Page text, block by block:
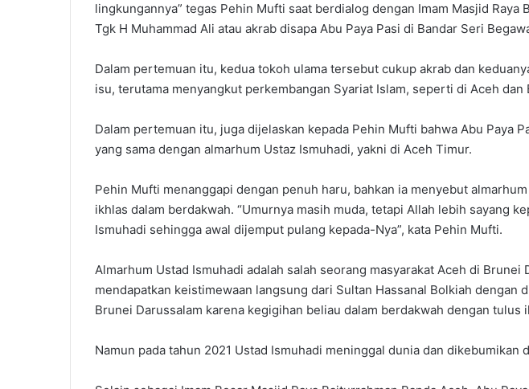
lingkungannya” tegas Pehin Mufti saat berdialog dengan Imam Masjid Raya
Tgk H Muhammad Ali atau akrab disapa Abu Paya Pasi di Bandar Seri
Dalam pertemuan itu, kedua tokoh ulama tersebut cukup akrab dan
isu, terutama menyangkut perkembangan Syariat Islam, seperti di Aceh dan
Dalam pertemuan itu, juga dijelaskan kepada Pehin Mufti bahwa Abu Paya
yang sama dengan almarhum Ustaz Ismuhadi, yakni di Aceh Timur.
Pehin Mufti menanggapi dengan penuh haru, bahkan ia menyebut
ikhlas dalam berdakwah. “Umurnya masih muda, tetapi Allah lebih sayang
Ismuhadi sehingga awal dijemput pulang kepada-Nya”, kata Pehin Mufti.
Almarhum Ustad Ismuhadi adalah salah seorang masyarakat Aceh di Brunei
mendapatkan keistimewaan langsung dari Sultan Hassanal Bolkiah dengan
Brunei Darussalam karena kegigihan beliau dalam berdakwah dengan tulus
Namun pada tahun 2021 Ustad Ismuhadi meninggal dunia dan dikebumikan